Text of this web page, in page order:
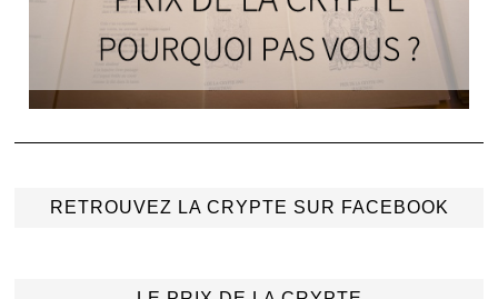
RETROUVEZ LA CRYPTE SUR FACEBOOK